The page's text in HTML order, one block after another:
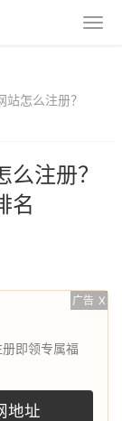
怎么注册？
注册？
名
广告 X
即领专属福
地址